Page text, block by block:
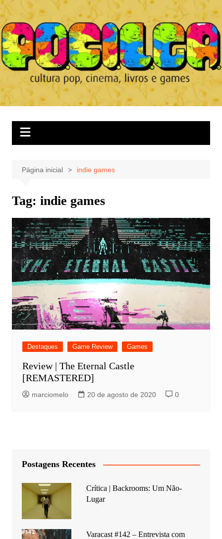
Ir
para
o
conteúdo
Página inicial indie games
Tag: indie games
Destaques Game Review Games
Review | The Eternal Castle
[REMASTERED]
marciomelo 20 de agosto de 2020 0
Postagens Recentes
Crítica | Backrooms: Um Não-
Lugar
Varacast #142 – Entrevista com